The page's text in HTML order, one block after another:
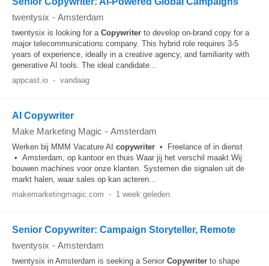
twentysix - Amsterdam
twentysix is looking for a Copywriter to develop on-brand copy for a
major telecommunications company. This hybrid role requires 3-5
years of experience, ideally in a creative agency, and familiarity with
generative AI tools. The ideal candidate...
appcast.io - vandaag
AI Copywriter
Make Marketing Magic - Amsterdam
Werken bij MMM Vacature AI copywriter • Freelance of in dienst
• Amsterdam, op kantoor en thuis Waar jij het verschil maakt Wij
bouwen machines voor onze klanten. Systemen die signalen uit de
markt halen, waar sales op kan acteren...
makemarketingmagic.com - 1 week geleden
Senior Copywriter: Campaign Storyteller, Remote
twentysix - Amsterdam
twentysix in Amsterdam is seeking a Senior Copywriter to shape